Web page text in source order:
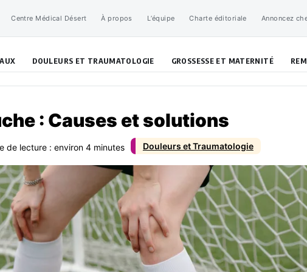
Centre Médical Désert À propos L’équipe Charte éditoriale Annoncez
DOULEURS ET TRAUMATOLOGIE GROSSESSE ET MATERNITÉ
Douleurs et Traumatologie
: Causes et solutions
de lecture : environ 4 minutes